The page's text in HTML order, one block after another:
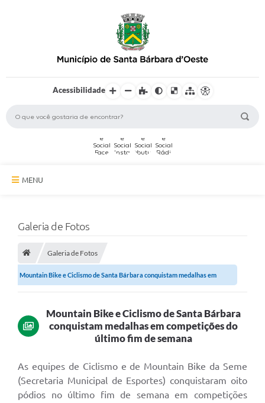
Acessibilidade
MENU
Secretarias
Serviços Online
Ouvidoria
Programa de Incentivo ao Desenvolvimento
Covid-19
Imóveis
Galeria de Fotos
Galeria de Fotos
Mountain Bike e Ciclismo de Santa Bárbara conquistam medalhas em
Mountain Bike e Ciclismo de Santa Bárbara
conquistam medalhas em competições do
último fim de semana
As equipes de Ciclismo e de Mountain Bike da Seme
(Secretaria Municipal de Esportes) conquistaram oito
pódios no último fim de semana em competições